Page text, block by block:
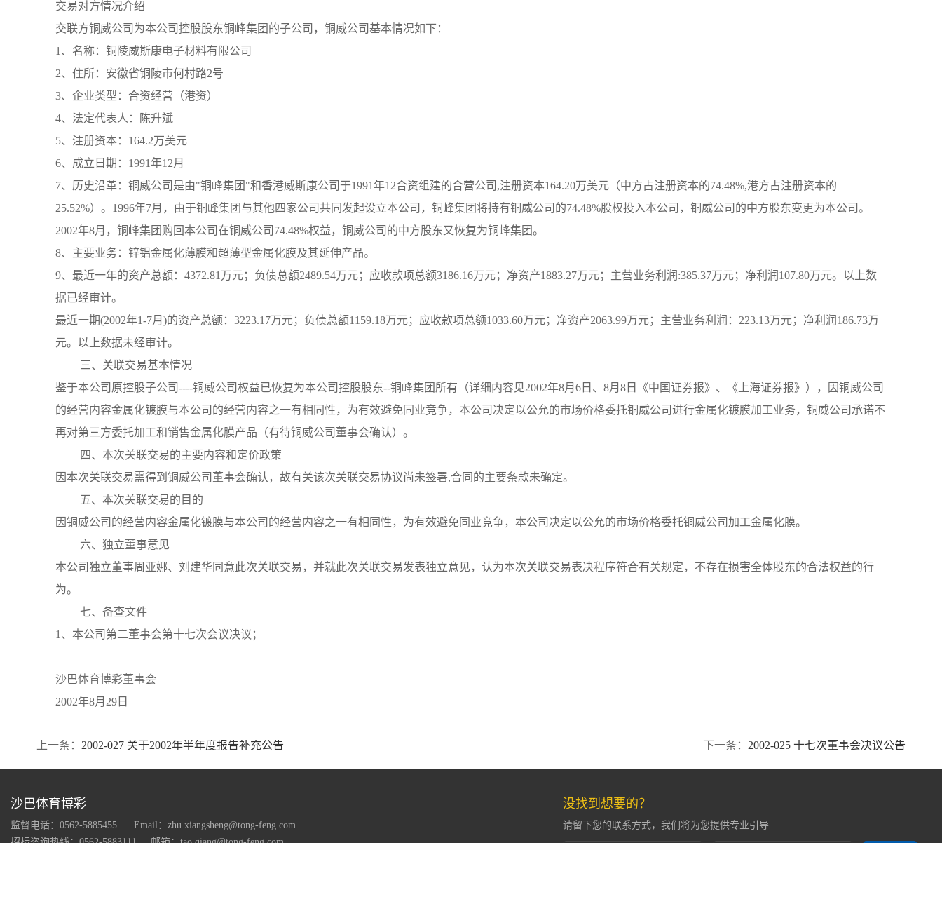
交易对方情况介绍
交联方铜威公司为本公司控股股东铜峰集团的子公司，铜威公司基本情况如下：
1、名称：铜陵威斯康电子材料有限公司
2、住所：安徽省铜陵市何村路2号
3、企业类型：合资经营（港资）
4、法定代表人：陈升斌
5、注册资本：164.2万美元
6、成立日期：1991年12月
7、历史沿革：铜威公司是由"铜峰集团"和香港威斯康公司于1991年12合资组建的合营公司,注册资本164.20万美元（中方占注册资本的74.48%,港方占注册资本的
25.52%）。1996年7月，由于铜峰集团与其他四家公司共同发起设立本公司，铜峰集团将持有铜威公司的74.48%股权投入本公司，铜威公司的中方股东变更为本公司。
2002年8月，铜峰集团购回本公司在铜威公司74.48%权益，铜威公司的中方股东又恢复为铜峰集团。
8、主要业务：锌铝金属化薄膜和超薄型金属化膜及其延伸产品。
9、最近一年的资产总额：4372.81万元；负债总额2489.54万元；应收款项总额3186.16万元；净资产1883.27万元；主营业务利润:385.37万元；净利润107.80万元。以上数
据已经审计。
最近一期(2002年1-7月)的资产总额：3223.17万元；负债总额1159.18万元；应收款项总额1033.60万元；净资产2063.99万元；主营业务利润：223.13万元；净利润186.73万
元。以上数据未经审计。
三、关联交易基本情况
鉴于本公司原控股子公司----铜威公司权益已恢复为本公司控股股东--铜峰集团所有（详细内容见2002年8月6日、8月8日《中国证券报》、《上海证券报》），因铜威公司
的经营内容金属化镀膜与本公司的经营内容之一有相同性，为有效避免同业竞争，本公司决定以公允的市场价格委托铜威公司进行金属化镀膜加工业务，铜威公司承诺不
再对第三方委托加工和销售金属化膜产品（有待铜威公司董事会确认）。
四、本次关联交易的主要内容和定价政策
因本次关联交易需得到铜威公司董事会确认，故有关该次关联交易协议尚未签署,合同的主要条款未确定。
五、本次关联交易的目的
因铜威公司的经营内容金属化镀膜与本公司的经营内容之一有相同性，为有效避免同业竞争，本公司决定以公允的市场价格委托铜威公司加工金属化膜。
六、独立董事意见
本公司独立董事周亚娜、刘建华同意此次关联交易，并就此次关联交易发表独立意见，认为本次关联交易表决程序符合有关规定，不存在损害全体股东的合法权益的行
为。
七、备查文件
1、本公司第二董事会第十七次会议决议；
沙巴体育博彩董事会
2002年8月29日
上一条： 2002-027 关于2002年半年度报告补充公告 下一条： 2002-025 十七次董事会决议公告
沙巴体育博彩
监督电话：0562-5885455
Email：zhu.xiangsheng@tong-feng.com
招标咨询热线：0562-5883111
邮箱：tao.qiang@tong-feng.com
没找到想要的？
请留下您的联系方式，我们将为您提供专业引导